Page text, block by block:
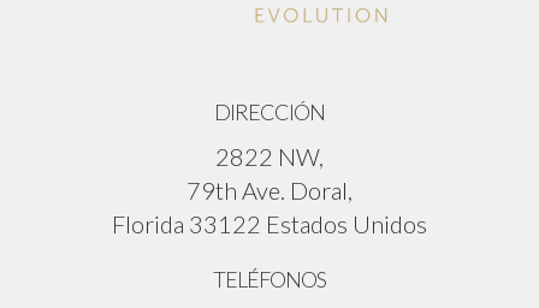
DIRECCIÓN
2822 NW,
79th Ave. Doral,
Florida 33122 Estados Unidos
TELÉFONOS